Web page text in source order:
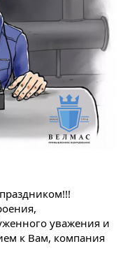
уважения и
к Вам, компания